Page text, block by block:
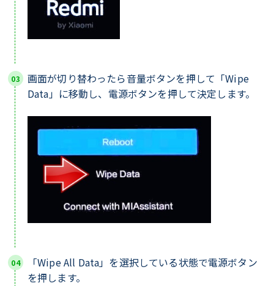
画面が切り替わったら音量ボタンを押して「Wipe
Data」に移動し、電源ボタンを押して決定します。
「Wipe All Data」を選択している状態で電源ボタン
を押します。